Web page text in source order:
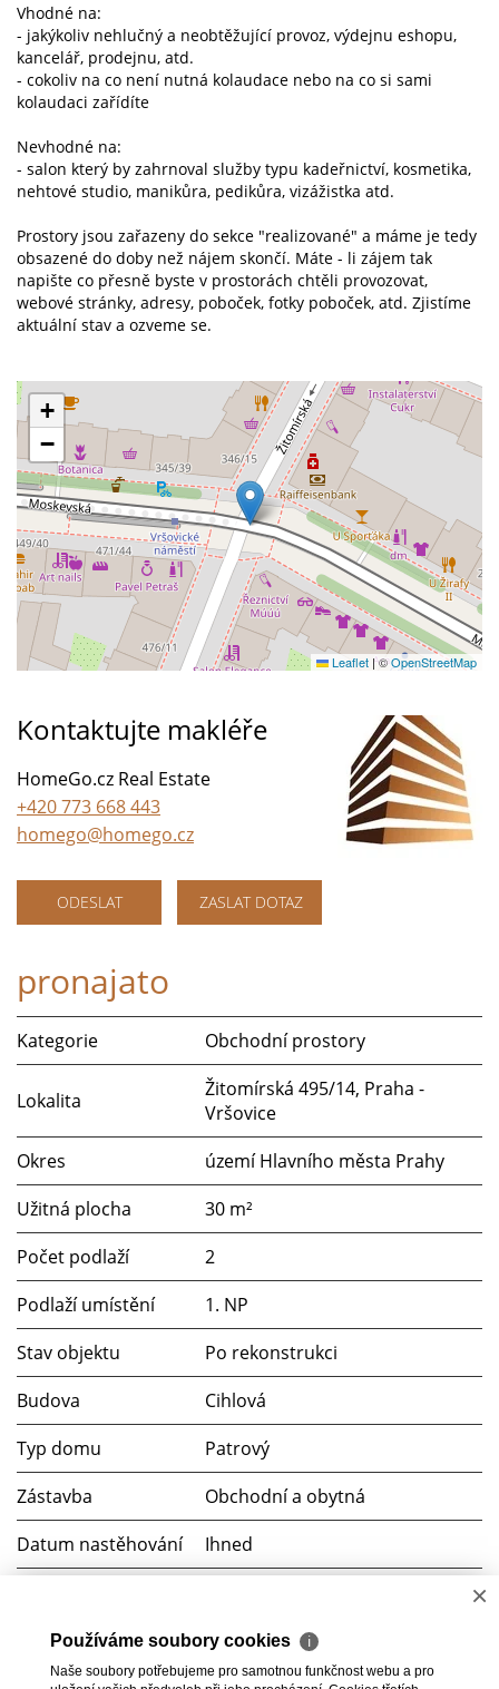
Vhodné na:
- jakýkoliv nehlučný a neobtěžující provoz, výdejnu eshopu,
kancelář, prodejnu, atd.
- cokoliv na co není nutná kolaudace nebo na co si sami
kolaudaci zařídíte
Nevhodné na:
- salon který by zahrnoval služby typu kadeřnictví, kosmetika,
nehtové studio, manikůra, pedikůra, vizážistka atd.
Prostory jsou zařazeny do sekce "realizované" a máme je tedy
obsazené do doby než nájem skončí. Máte - li zájem tak
napište co přesně byste v prostorách chtěli provozovat,
webové stránky, adresy, poboček, fotky poboček, atd. Zjistíme
aktuální stav a ozveme se.
+
−
Leaflet |©OpenStreetMap
Kontaktujte makléře
HomeGo.cz Real Estate
+420 773 668 443
homego@homego.cz
ODESLAT ZASLAT DOTAZ
pronajato
Kategorie Obchodní prostory
Lokalita
Žitomírská 495/14, Praha -
Vršovice
Okres
území Hlavního města Prahy
Užitná plocha
30 m²
Počet podlaží
2
Podlaží umístění
1. NP
Stav objektu
Po rekonstrukci
Budova
Cihlová
Typ domu
Patrový
Zástavba
Obchodní a obytná
Datum nastěhování
Ihned
Zařízený
Ne
×
Používáme soubory cookies ℹ
Naše soubory potřebujeme pro samotnou funkčnost webu a pro